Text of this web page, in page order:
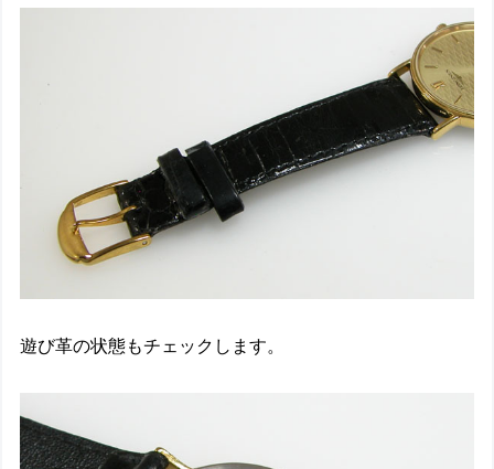
遊び革の状態もチェックします。